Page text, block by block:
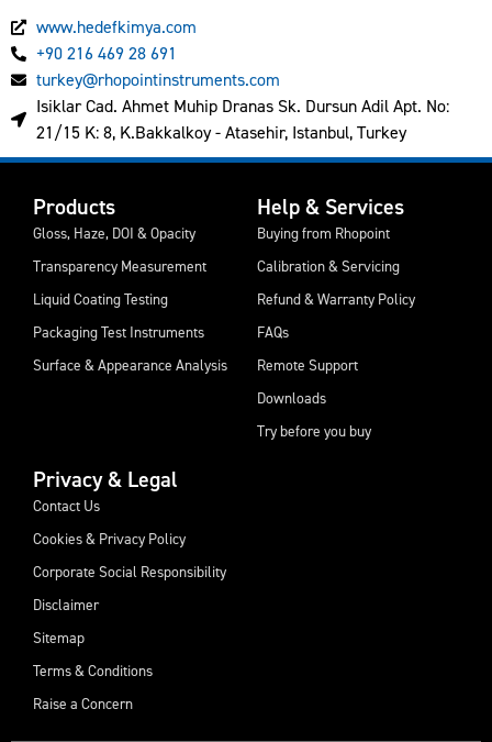
www.hedefkimya.com
+90 216 469 28 691
turkey@rhopointinstruments.com
Isiklar Cad. Ahmet Muhip Dranas Sk. Dursun Adil Apt. No:
21/15 K: 8, K.Bakkalkoy - Atasehir, Istanbul, Turkey
Products
Gloss, Haze, DOI & Opacity
Transparency Measurement
Liquid Coating Testing
Packaging Test Instruments
Surface & Appearance Analysis
Help & Services
Buying from Rhopoint
Calibration & Servicing
Refund & Warranty Policy
FAQs
Remote Support
Downloads
Try before you buy
Privacy & Legal
Contact Us
Cookies & Privacy Policy
Corporate Social Responsibility
Disclaimer
Sitemap
Terms & Conditions
Raise a Concern